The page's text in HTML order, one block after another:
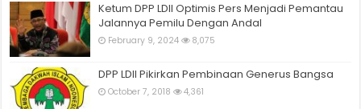
Ketum DPP LDII Optimis Pers Menjadi Pemantau
Jalannya Pemilu Dengan Andal
February 9, 2024 8,075
DPP LDII Pikirkan Pembinaan Generus Bangsa
October 7, 2018 4,361